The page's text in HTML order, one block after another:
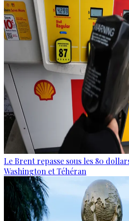
Le Brent repasse sous les 80
Washington et Téhéran